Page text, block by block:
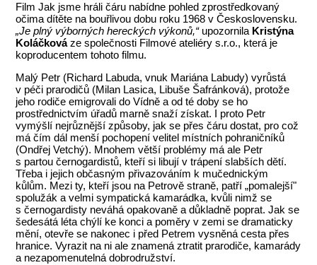
Film Jak jsme hráli čáru nabídne pohled zprostředkovaný
očima dítěte na bouřlivou dobu roku 1968 v Československu.
„Je plný výborných hereckých výkonů,“upozornila Kristýna
Koláčkováze společnosti Filmové ateliéry s.r.o., která je
koproducentem tohoto filmu.
Malý Petr (Richard Labuda, vnuk Mariána Labudy) vyrůstá
v péči prarodičů (Milan Lasica, Libuše Šafránková), protože
jeho rodiče emigrovali do Vídně a od té doby se ho
prostřednictvím úřadů marně snaží získat. I proto Petr
vymýšlí nejrůznější způsoby, jak se přes čáru dostat, pro což
má čím dál menší pochopení velitel místních pohraničníků
(Ondřej Vetchý). Mnohem větší problémy má ale Petr
s partou černogardistů, kteří si libují v trápení slabších dětí.
Třeba i jejich občasným přivazováním k mučednickým
kůlům. Mezi ty, kteří jsou na Petrově straně, patří „pomalejší"
spolužák a velmi sympatická kamarádka, kvůli nimž se
s černogardisty neváhá opakovaně a důkladně poprat. Jak se
šedesátá léta chýlí ke konci a poměry v zemi se dramaticky
mění, otevře se nakonec i před Petrem vysněná cesta přes
hranice. Vyrazit na ni ale znamená ztratit prarodiče, kamarády
a nezapomenutelná dobrodružství.